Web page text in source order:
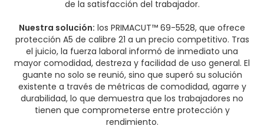
de la satisfacción del trabajador.
Nuestra solución: los PRIMACUT™ 69-5528, que ofrece
protección A5 de calibre 21 a un precio competitivo. Tras
el juicio, la fuerza laboral informó de inmediato una
mayor comodidad, destreza y facilidad de uso general. El
guante no solo se reunió, sino que superó su solución
existente a través de métricas de comodidad, agarre y
durabilidad, lo que demuestra que los trabajadores no
tienen que comprometerse entre protección y
rendimiento.